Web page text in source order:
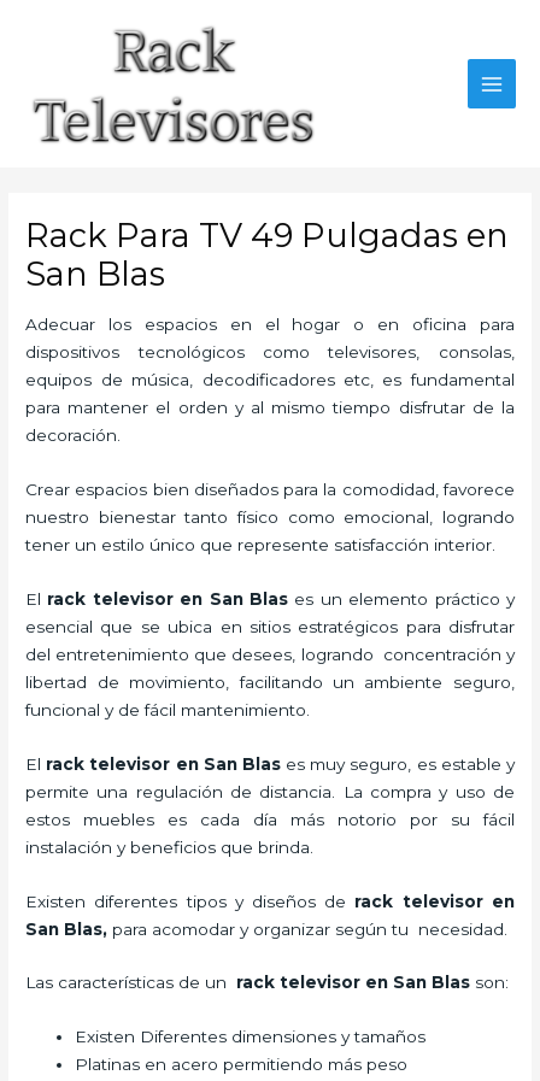
Rack Para TV 49 Pulgadas en
San Blas
Adecuar los espacios en el hogar o en oficina para
dispositivos tecnológicos como televisores, consolas,
equipos de música, decodificadores etc, es fundamental
para mantener el orden y al mismo tiempo disfrutar de la
decoración.
Crear espacios bien diseñados para la comodidad, favorece
nuestro bienestar tanto físico como emocional, logrando
tener un estilo único que represente satisfacción interior.
El rack televisor en San Blas es un elemento práctico y
esencial que se ubica en sitios estratégicos para disfrutar
del entretenimiento que desees, logrando concentración y
libertad de movimiento, facilitando un ambiente seguro,
funcional y de fácil mantenimiento.
El rack televisor en San Blas es muy seguro, es estable y
permite una regulación de distancia. La compra y uso de
estos muebles es cada día más notorio por su fácil
instalación y beneficios que brinda.
Existen diferentes tipos y diseños de rack televisoren
San Blas, para acomodar y organizar según tu necesidad.
Las características de un rack televisor en San Blas son:
Existen Diferentes dimensiones y tamaños
Platinas en acero permitiendo más peso